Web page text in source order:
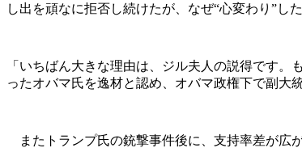
し出を頑なに拒否し続けたが、なぜ“心変わり”した
「いちばん大きな理由は、ジル夫人の説得です
ったオバマ氏を逸材と認め、オバマ政権下で副大
またトランプ氏の銃撃事件後に、支持率差が広